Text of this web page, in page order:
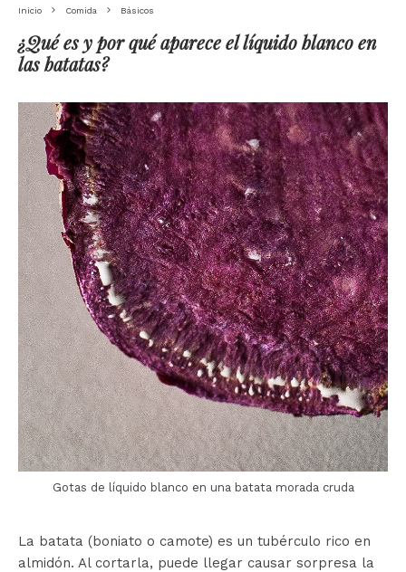
Inicio Comida Básicos
¿Qué es y por qué aparece el líquido blanco en
las batatas?
Gotas de líquido blanco en una batata morada cruda
La batata (boniato o camote) es un tubérculo rico en
almidón. Al cortarla, puede llegar causar sorpresa la